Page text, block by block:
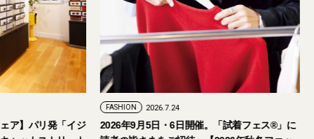
ア】パリ発「イジ
FASHION 2026.7.24
2026年9月5日・6日開催。「試着フェス®︎」に